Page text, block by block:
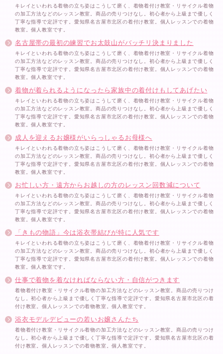
キレイといわれる着物の立ち姿はこうして磨く、着物着付け教室・リサイクル着物
の加工方法などのレッスン教室。商品の売りつけなし。初心者から上級まで優しく
丁寧な指導で定評です。愛知県名古屋市北区の着付け教室。個人レッスンでの着物
教室。個人教室です。
名古屋帯の最初の練習でお太鼓山がバッチリ決まりました
キレイといわれる着物の立ち姿はこうして磨く、着物着付け教室・リサイクル着物
の加工方法などのレッスン教室。商品の売りつけなし。初心者から上級まで優しく
丁寧な指導で定評です。愛知県名古屋市北区の着付け教室。個人レッスンでの着物
教室。個人教室です。
着物が着られるようになったら家族中の着付けもしてあげたい
キレイといわれる着物の立ち姿はこうして磨く、着物着付け教室・リサイクル着物
の加工方法などのレッスン教室。商品の売りつけなし。初心者から上級まで優しく
丁寧な指導で定評です。愛知県名古屋市北区の着付け教室。個人レッスンでの着物
教室。個人教室です。
成人を迎えるお嬢様がいらっしゃるお母様へ
キレイといわれる着物の立ち姿はこうして磨く、着物着付け教室・リサイクル着物
の加工方法などのレッスン教室。商品の売りつけなし。初心者から上級まで優しく
丁寧な指導で定評です。愛知県名古屋市北区の着付け教室。個人レッスンでの着物
教室。個人教室です。
お忙しい方・遠方からお越しの方のレッスン回数減について
キレイといわれる着物の立ち姿はこうして磨く、着物着付け教室・リサイクル着物
の加工方法などのレッスン教室。商品の売りつけなし。初心者から上級まで優しく
丁寧な指導で定評です。愛知県名古屋市北区の着付け教室。個人レッスンでの着物
教室。個人教室です。
「きもの物語」今は浴衣帯結びが特に人気です
キレイといわれる着物の立ち姿はこうして磨く、着物着付け教室・リサイクル着物
の加工方法などのレッスン教室。商品の売りつけなし。初心者から上級まで優しく
丁寧な指導で定評です。愛知県名古屋市北区の着付け教室。個人レッスンでの着物
教室。個人教室です。
仕事で着物を着なければならない方・自信がつきます
着物着付け教室・リサイクル着物の加工方法などのレッスン教室。商品の売りつけ
なし。初心者から上級まで優しく丁寧な指導で定評です。愛知県名古屋市北区の着
付け教室。個人レッスンでの着物教室。個人教室です。
浴衣モデルデビューの若いお嬢さんたち
着物着付け教室・リサイクル着物の加工方法などのレッスン教室。商品の売りつけ
なし。初心者から上級まで優しく丁寧な指導で定評です。愛知県名古屋市北区の着
付け教室。個人レッスンでの着物教室。個人教室です。